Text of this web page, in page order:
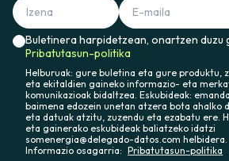
Buletinera harpidetzean, onartzen duzu
Pribatutasun-politika
Helburuak: gure buletina eta gure produktu,
eta ekitaldien gaineko informazio- eta
komunikazioak bidaltzea. Eskubideak:
baimena edozein unetan atzera bota ahalko
eta datuak atzitu, zuzendu eta ezabatu ere.
eta gainerako eskubideak baliatzeko idatzi
somenergia@delegado-datos.com helbidera.
Informazio osagarria: Pribatutasun-politika